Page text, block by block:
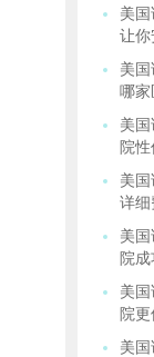
美
让你
美国
哪家
美
院
美
详细
美
院
美
院
美